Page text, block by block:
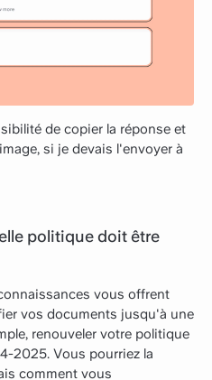
de copier la réponse et
si je devais l'envoyer à
politique doit être
vous offrent
vos documents jusqu'à une
renouveler votre politique
2025. Vous pourriez la
comment vous